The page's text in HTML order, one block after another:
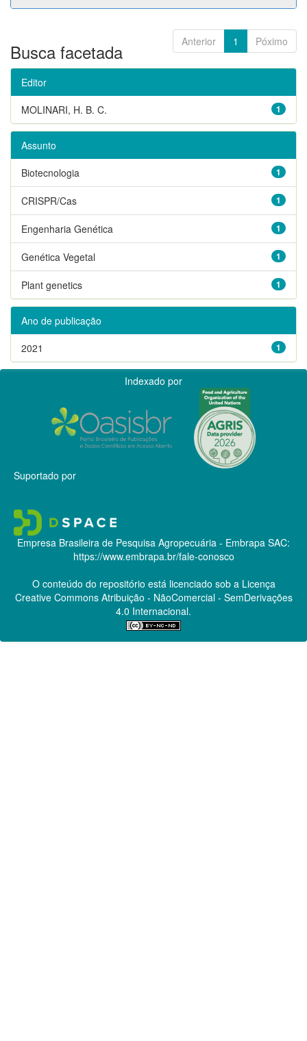
Anterior 1 Póximo
Busca facetada
Editor
1
MOLINARI, H. B. C.
Assunto
1
Biotecnologia
1
CRISPR/Cas
1
Engenharia Genética
1
Genética Vegetal
1
Plant genetics
Ano de publicação
1
2021
Indexado por
Suportado por
Empresa Brasileira de Pesquisa Agropecuária - Embrapa SAC:
https://www.embrapa.br/fale-conosco
O conteúdo do repositório está licenciado sob a Licença
Creative CommonsAtribuição - NãoComercial - SemDerivações
4.0 Internacional.